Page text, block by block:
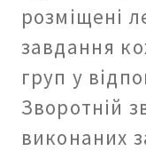
розміщені
завдання
груп у
Зворотній
виконаних